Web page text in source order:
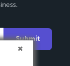
Submit